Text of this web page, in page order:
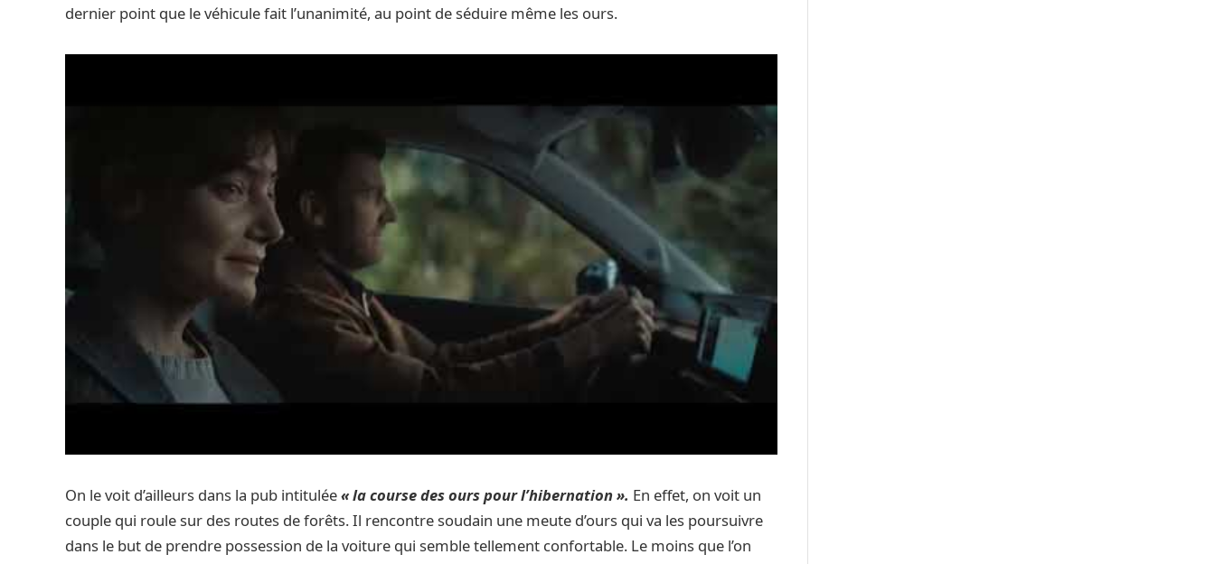
dernier point que le véhicule fait l’unanimité, au point de séduire même les ours.
On le voit d’ailleurs dans la pub intitulée« la course des ours pour l’hibernation ». En effet, on voit un
couple qui roule sur des routes de forêts. Il rencontre soudain une meute d’ours qui va les poursuivre
dans le but de prendre possession de la voiture qui semble tellement confortable. Le moins que l’on